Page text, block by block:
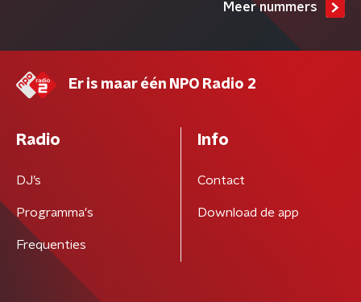
Meer nummers
Er is maar één NPO Radio 2
Radio
DJ’s
Programma's
Frequenties
Info
Contact
Download de app